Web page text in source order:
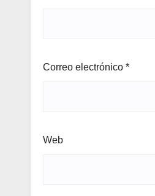
Correo electrónico *
Web